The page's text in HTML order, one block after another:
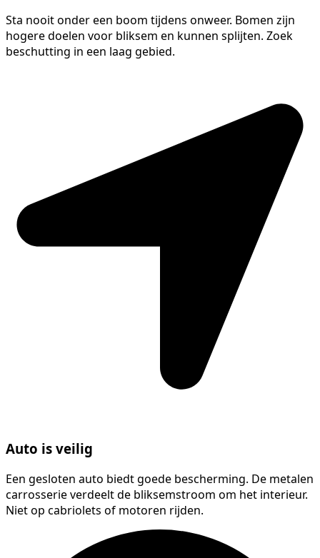
Sta nooit onder een boom tijdens onweer. Bomen zijn
hogere doelen voor bliksem en kunnen splijten. Zoek
beschutting in een laag gebied.
Auto is veilig
Een gesloten auto biedt goede bescherming. De metalen
carrosserie verdeelt de bliksemstroom om het interieur.
Niet op cabriolets of motoren rijden.